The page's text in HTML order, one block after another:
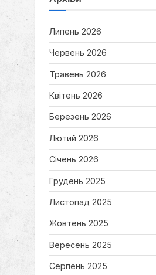
o
Липень 2026
Червень 2026
Травень 2026
Квітень 2026
Березень 2026
Лютий 2026
Січень 2026
Грудень 2025
Листопад 2025
Жовтень 2025
Вересень 2025
Серпень 2025